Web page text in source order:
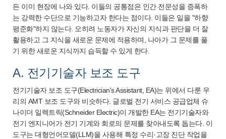
든 이미 현장에 나와 있다. 이들의 공통점은 인간 전문성을 증폭하
는 강력한 수단으로 기능하고자 한다는 점이다. 이들은 일을 "하향
평준화"하지 않는다. 오히려 노동자가 자신의 지식과 판단을 더 잘
활용하고 그 지식을 새로운 문제에 적용하며, 나아가 그 문제를 풀
기 위한 새로운 지식까지 습득할 수 있게 한다.
A. 전기기술자 보조 도구
전기기술자 보조 도구(Electrician's Assistant, EA)는 위에서 다룬 우
리의 AMT 보조 도구와 비슷하다. 글로벌 전기 서비스 공급업체 슈
나이더 일렉트릭(Schneider Electric)이 개발한 EA는 전기기술자와
전기 엔지니어가 전기 기계와 회로의 문제를 찾아내도록 돕는다. 이
도구는 대형언어모델(LLM)을 사용해 특정 수리·고장 진단 작업을